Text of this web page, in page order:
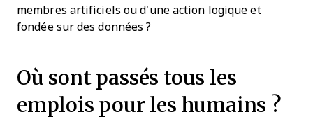
membres artificiels ou d’une action logique et
fondée sur des données ?
Où sont passés tous les
emplois pour les humains ?